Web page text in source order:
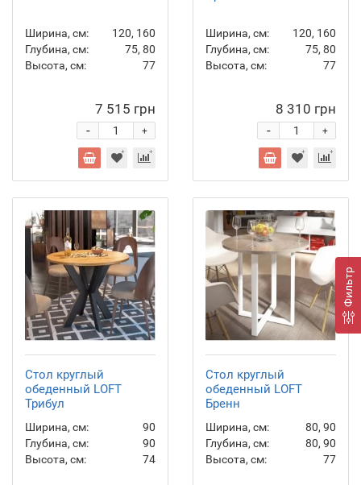
Фильтр
Ширина, см:
120, 160
Глубина, см:
75, 80
Высота, см:
77
7 515 грн
+
-
Ширина, см:
120, 160
Глубина, см:
75, 80
Высота, см:
77
8 310 грн
+
-
Стол круглый
обеденный LOFT
Трибул
Ширина, см:
90
Глубина, см:
90
Высота, см:
74
Стол круглый
обеденный LOFT
Бренн
Ширина, см:
80, 90
Глубина, см:
80, 90
Высота, см:
77